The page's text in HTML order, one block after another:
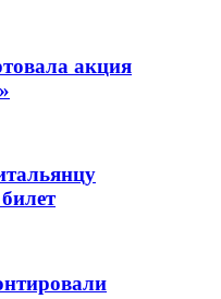
акция